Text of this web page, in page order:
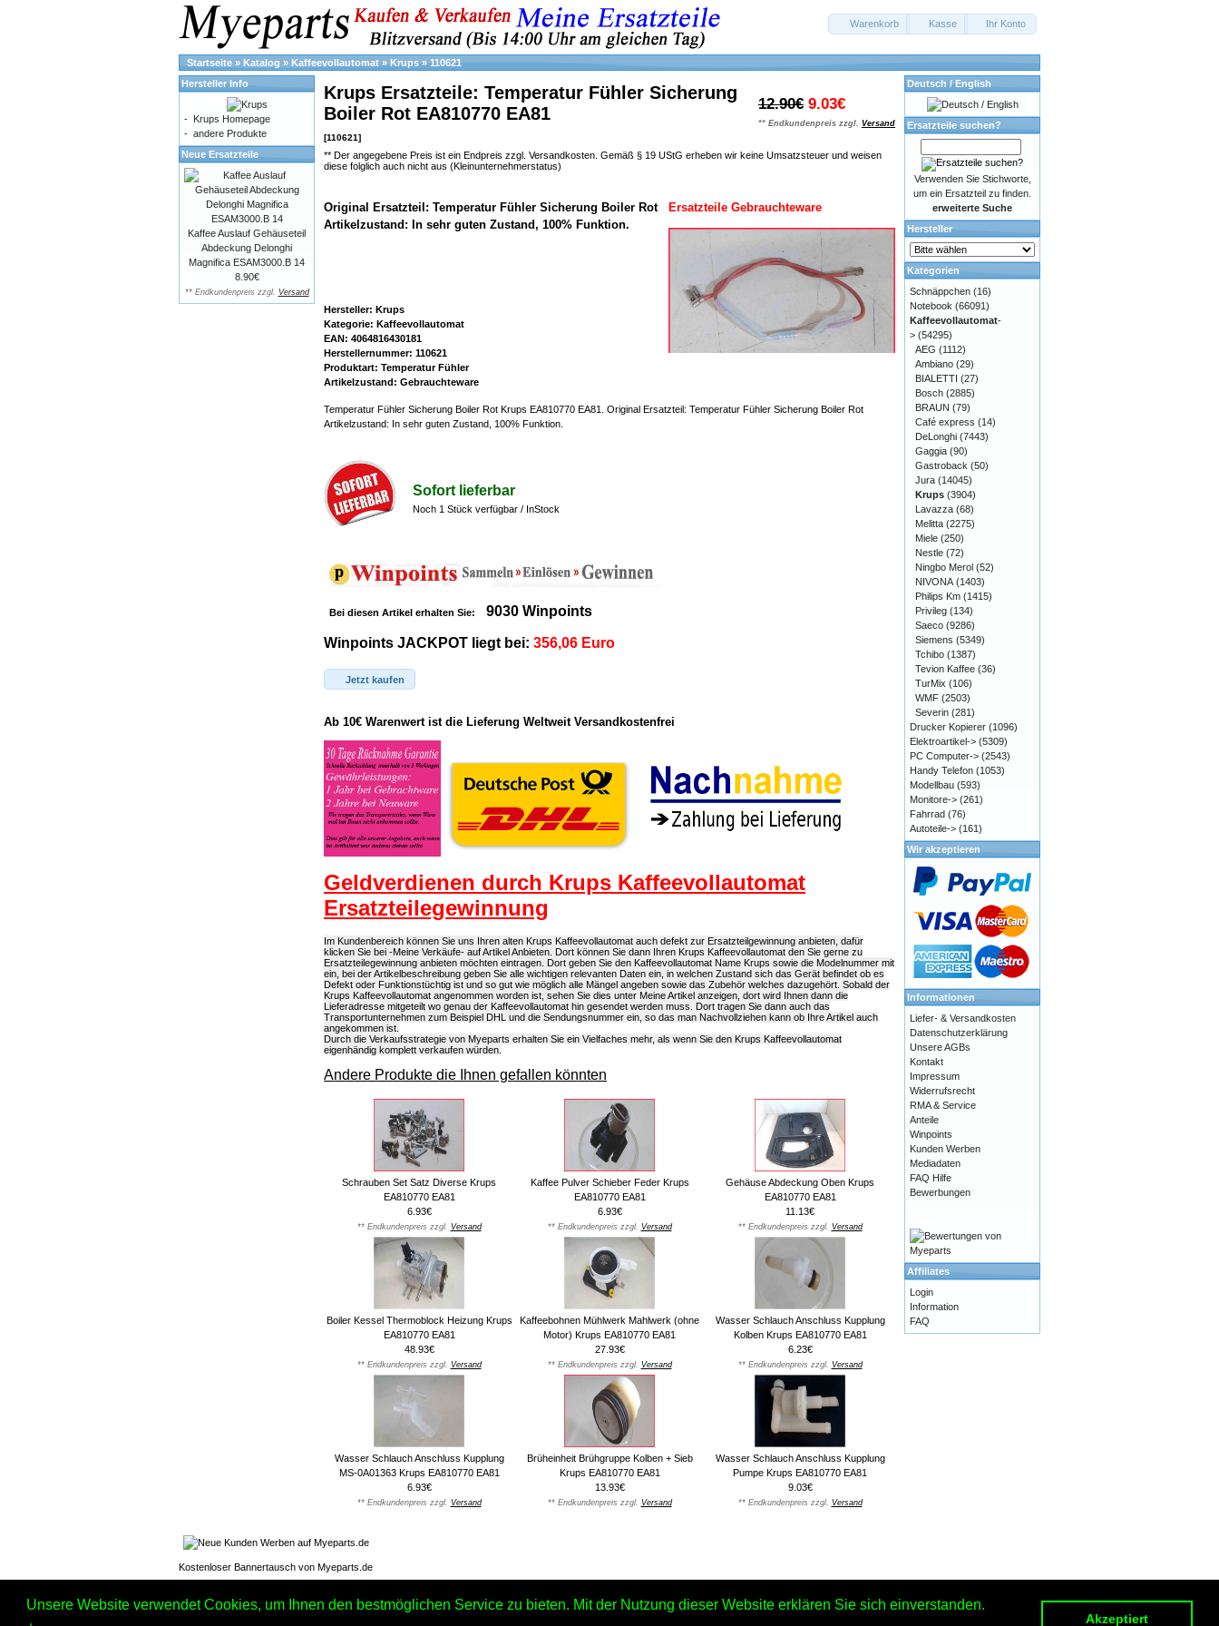
Unsere Website verwendet Cookies, um Ihnen den bestmöglichen Service zu bieten. Mit der Nutzung dieser Website erklären Sie sich einverstanden.
Akzeptiert
Warenkorb Kasse Ihr Konto
Startseite » Katalog » Kaffeevollautomat » Krups » 110621
12.90€ 9.03€
** Endkundenpreis zzgl. Versand
Krups Ersatzteile: Temperatur Fühler Sicherung
Boiler Rot EA810770 EA81
[110621]
** Der angegebene Preis ist ein Endpreis zzgl. Versandkosten. Gemäß § 19 UStG erheben wir keine Umsatzsteuer und weisen
diese folglich auch nicht aus (Kleinunternehmerstatus)
Ersatzteile Gebrauchteware
Original Ersatzteil: Temperatur Fühler Sicherung Boiler Rot
Artikelzustand: In sehr guten Zustand, 100% Funktion.
Hersteller: Krups
Kategorie: Kaffeevollautomat
EAN: 4064816430181
Herstellernummer: 110621
Produktart: Temperatur Fühler
Artikelzustand: Gebrauchteware
Temperatur Fühler Sicherung Boiler Rot Krups EA810770 EA81. Original Ersatzteil: Temperatur Fühler Sicherung Boiler Rot
Artikelzustand: In sehr guten Zustand, 100% Funktion.
Sofort lieferbar
Noch 1 Stück verfügbar / InStock
Bei diesen Artikel erhalten Sie: 9030 Winpoints
Winpoints JACKPOT liegt bei: 356,06 Euro
Jetzt kaufen
Ab 10€ Warenwert ist die Lieferung Weltweit Versandkostenfrei
Geldverdienen durch Krups Kaffeevollautomat
Ersatzteilegewinnung
Im Kundenbereich können Sie uns Ihren alten Krups Kaffeevollautomat auch defekt zur Ersatzteilgewinnung anbieten, dafür
klicken Sie bei -Meine Verkäufe- auf Artikel Anbieten. Dort können Sie dann Ihren Krups Kaffeevollautomat den Sie gerne zu
Ersatzteilegewinnung anbieten möchten eintragen. Dort geben Sie den Kaffeevollautomat Name Krups sowie die Modelnummer mit
ein, bei der Artikelbeschreibung geben Sie alle wichtigen relevanten Daten ein, in welchen Zustand sich das Gerät befindet ob es
Defekt oder Funktionstüchtig ist und so gut wie möglich alle Mängel angeben sowie das Zubehör welches dazugehört. Sobald der
Krups Kaffeevollautomat angenommen worden ist, sehen Sie dies unter Meine Artikel anzeigen, dort wird Ihnen dann die
Lieferadresse mitgeteilt wo genau der Kaffeevollautomat hin gesendet werden muss. Dort tragen Sie dann auch das
Transportunternehmen zum Beispiel DHL und die Sendungsnummer ein, so das man Nachvollziehen kann ob Ihre Artikel auch
angekommen ist.
Durch die Verkaufsstrategie von Myeparts erhalten Sie ein Vielfaches mehr, als wenn Sie den Krups Kaffeevollautomat
eigenhändig komplett verkaufen würden.
Andere Produkte die Ihnen gefallen könnten
Schrauben Set Satz Diverse Krups
EA810770 EA81
6.93€
** Endkundenpreis zzgl. Versand
Kaffee Pulver Schieber Feder Krups
EA810770 EA81
6.93€
** Endkundenpreis zzgl. Versand
Gehäuse Abdeckung Oben Krups
EA810770 EA81
11.13€
** Endkundenpreis zzgl. Versand
Boiler Kessel Thermoblock Heizung Krups
EA810770 EA81
48.93€
** Endkundenpreis zzgl. Versand
Kaffeebohnen Mühlwerk Mahlwerk (ohne
Motor) Krups EA810770 EA81
27.93€
** Endkundenpreis zzgl. Versand
Wasser Schlauch Anschluss Kupplung
Kolben Krups EA810770 EA81
6.23€
** Endkundenpreis zzgl. Versand
Wasser Schlauch Anschluss Kupplung
MS-0A01363 Krups EA810770 EA81
6.93€
** Endkundenpreis zzgl. Versand
Brüheinheit Brühgruppe Kolben + Sieb
Krups EA810770 EA81
13.93€
** Endkundenpreis zzgl. Versand
Wasser Schlauch Anschluss Kupplung
Pumpe Krups EA810770 EA81
9.03€
** Endkundenpreis zzgl. Versand
Hersteller Info
- Krups Homepage
- andere Produkte
Neue Ersatzteile
Kaffee Auslauf Gehäuseteil
Abdeckung Delonghi
Magnifica ESAM3000.B 14
8.90€
** Endkundenpreis zzgl. Versand
Deutsch / English
Ersatzteile suchen?
Verwenden Sie Stichworte,
um ein Ersatzteil zu finden.
erweiterte Suche
Hersteller
Kategorien
Schnäppchen (16)
Notebook (66091)
Kaffeevollautomat-
> (54295)
AEG (1112)
Ambiano (29)
BIALETTI (27)
Bosch (2885)
BRAUN (79)
Café express (14)
DeLonghi (7443)
Gaggia (90)
Gastroback (50)
Jura (14045)
Krups (3904)
Lavazza (68)
Melitta (2275)
Miele (250)
Nestle (72)
Ningbo Merol (52)
NIVONA (1403)
Philips Km (1415)
Privileg (134)
Saeco (9286)
Siemens (5349)
Tchibo (1387)
Tevion Kaffee (36)
TurMix (106)
WMF (2503)
Severin (281)
Drucker Kopierer (1096)
Elektroartikel-> (5309)
PC Computer-> (2543)
Handy Telefon (1053)
Modellbau (593)
Monitore-> (261)
Fahrrad (76)
Autoteile-> (161)
Wir akzeptieren
Informationen
Liefer- & Versandkosten
Datenschutzerklärung
Unsere AGBs
Kontakt
Impressum
Widerrufsrecht
RMA & Service
Anteile
Winpoints
Kunden Werben
Mediadaten
FAQ Hilfe
Bewerbungen
Affiliates
Login
Information
FAQ
Kostenloser Bannertausch von Myeparts.de